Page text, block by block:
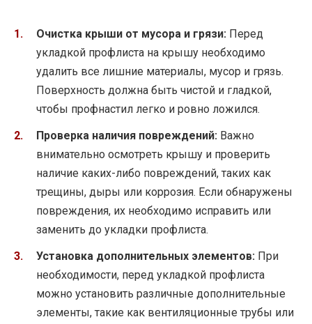
Очистка крыши от мусора и грязи: Перед
укладкой профлиста на крышу необходимо
удалить все лишние материалы, мусор и грязь.
Поверхность должна быть чистой и гладкой,
чтобы профнастил легко и ровно ложился.
Проверка наличия повреждений: Важно
внимательно осмотреть крышу и проверить
наличие каких-либо повреждений, таких как
трещины, дыры или коррозия. Если обнаружены
повреждения, их необходимо исправить или
заменить до укладки профлиста.
Установка дополнительных элементов: При
необходимости, перед укладкой профлиста
можно установить различные дополнительные
элементы, такие как вентиляционные трубы или